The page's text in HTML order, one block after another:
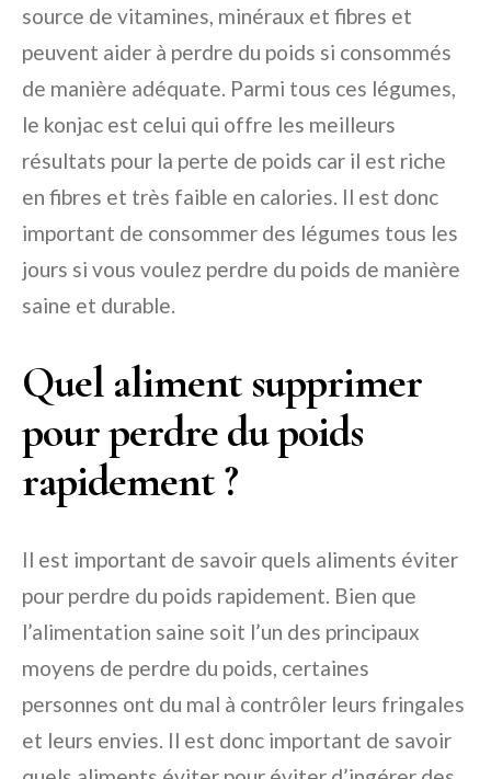
source de vitamines, minéraux et fibres et
peuvent aider à perdre du poids si consommés
de manière adéquate. Parmi tous ces légumes,
le konjac est celui qui offre les meilleurs
résultats pour la perte de poids car il est riche
en fibres et très faible en calories. Il est donc
important de consommer des légumes tous les
jours si vous voulez perdre du poids de manière
saine et durable.
Quel aliment supprimer
pour perdre du poids
rapidement ?
Il est important de savoir quels aliments éviter
pour perdre du poids rapidement. Bien que
l’alimentation saine soit l’un des principaux
moyens de perdre du poids, certaines
personnes ont du mal à contrôler leurs fringales
et leurs envies. Il est donc important de savoir